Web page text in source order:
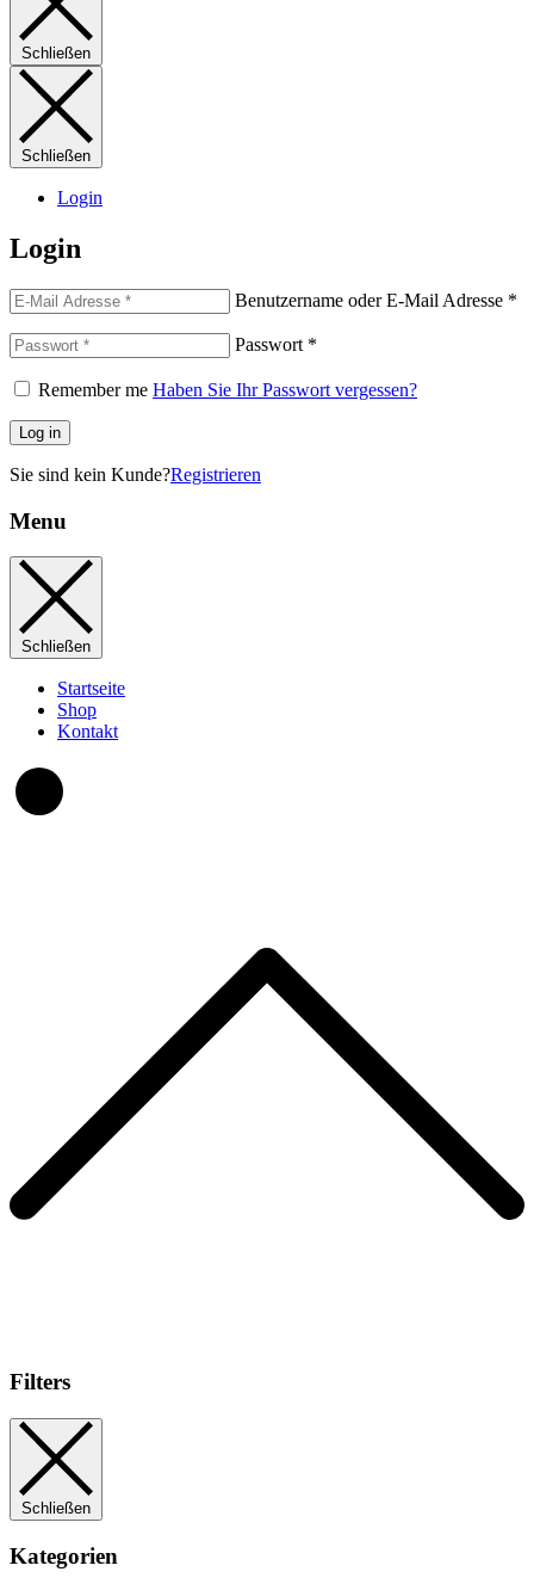
Schließen
Schließen
Login
Login
Benutzername oder E-Mail Adresse *
Passwort *
Remember me Haben Sie Ihr Passwort vergessen?
Log in
Sie sind kein Kunde?Registrieren
Menu
Schließen
Startseite
Shop
Kontakt
Filters
Schließen
Kategorien